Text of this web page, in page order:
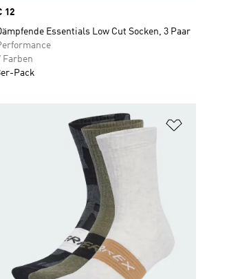
12
Essentials Low Cut Socken, 3 Paar
Farben
Pack
hinzufügen